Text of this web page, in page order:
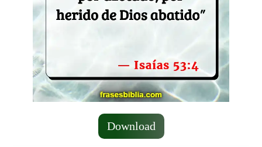
Download